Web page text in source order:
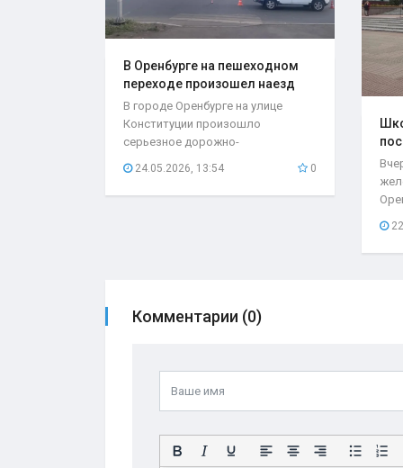
В Оренбурге на пешеходном
переходе произошел наезд
на..
В городе Оренбурге на улице
Конституции произошло
серьезное дорожно-
транспортное происшествие,
24.05.2026, 13:54 0
Комментарии (0)